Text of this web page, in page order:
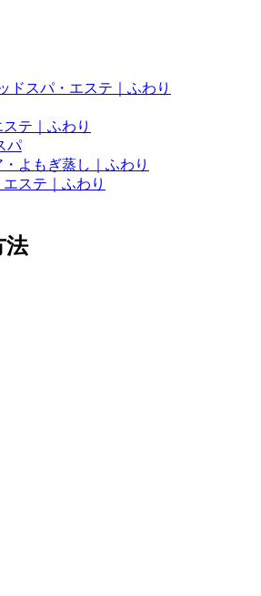
ドスパ・エステ｜ふわり
テ｜ふわり
パ
よもぎ蒸し｜ふわり
ステ｜ふわり
法